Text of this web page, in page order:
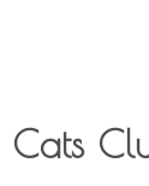
Cats